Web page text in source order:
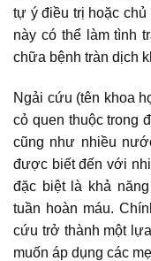
tự ý điều trị hoặc
này có thể làm tình
chữa bệnh tràn dịch
Ngải cứu (tên khoa
cỏ quen thuộc trong
cũng như nhiều
được biết đến với
đặc biệt là khả
tuần hoàn máu.
cứu trở thành một
muốn áp dụng các